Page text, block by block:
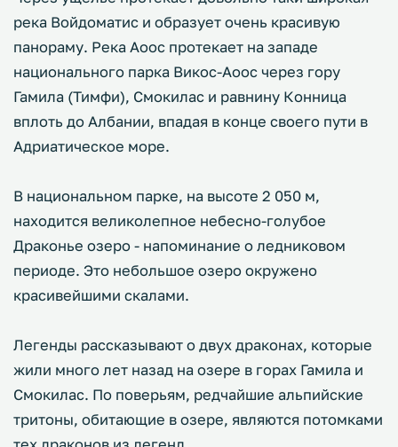
река Войдоматис и образует очень красивую
панораму. Река Аоос протекает на западе
национального парка Викос-Аоос через гору
Гамила (Тимфи), Смокилас и равнину Конница
вплоть до Албании, впадая в конце своего пути в
Адриатическое море.
В национальном парке, на высоте 2 050 м,
находится великолепное небесно-голубое
Драконье озеро - напоминание о ледниковом
периоде. Это небольшое озеро окружено
красивейшими скалами.
Легенды рассказывают о двух драконах, которые
жили много лет назад на озере в горах Гамила и
Смокилас. По поверьям, редчайшие альпийские
тритоны, обитающие в озере, являются потомками